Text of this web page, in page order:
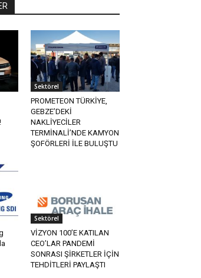
Sektörel
PROMETEON TÜRKİYE,
GEBZE’DEKİ
NAKLİYECİLER
TERMİNALİ’NDE KAMYON
ŞOFÖRLERİ İLE BULUŞTU
Sektörel
VİZYON 100’E KATILAN
CEO’LAR PANDEMİ
SONRASI ŞİRKETLER İÇİN
TEHDİTLERİ PAYLAŞTI